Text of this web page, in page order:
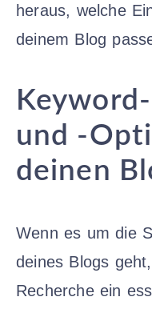
heraus, welche
deinem Blog
und -
deinen
Wenn es um die
deines Blogs
Recherche ein